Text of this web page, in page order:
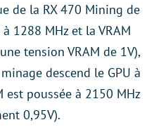
de la RX 470 Mining de
1288 MHz et la VRAM
tension VRAM de 1V),
descend le GPU à
est poussée à 2150 MHz
0,95V).